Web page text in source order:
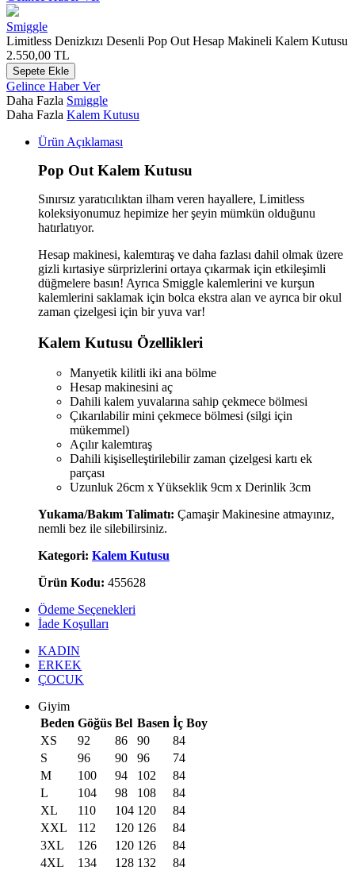
Smiggle
Limitless Denizkızı Desenli Pop Out Hesap Makineli Kalem Kutusu
2.550,00 TL
Sepete Ekle
Gelince Haber Ver
Daha Fazla Smiggle
Daha Fazla Kalem Kutusu
Ürün Açıklaması
Pop Out Kalem Kutusu
Sınırsız yaratıcılıktan ilham veren hayallere, Limitless
koleksiyonumuz hepimize her şeyin mümkün olduğunu
hatırlatıyor.
Hesap makinesi, kalemtıraş ve daha fazlası dahil olmak üzere
gizli kırtasiye sürprizlerini ortaya çıkarmak için etkileşimli
düğmelere basın! Ayrıca Smiggle kalemlerini ve kurşun
kalemlerini saklamak için bolca ekstra alan ve ayrıca bir okul
zaman çizelgesi için bir yuva var!
Kalem Kutusu Özellikleri
Manyetik kilitli iki ana bölme
Hesap makinesini aç
Dahili kalem yuvalarına sahip çekmece bölmesi
Çıkarılabilir mini çekmece bölmesi (silgi için
mükemmel)
Açılır kalemtıraş
Dahili kişiselleştirilebilir zaman çizelgesi kartı ek
parçası
Uzunluk 26cm x Yükseklik 9cm x Derinlik 3cm
Yukama/Bakım Talimatı: Çamaşir Makinesine atmayınız,
nemli bez ile silebilirsiniz.
Kategori: Kalem Kutusu
Ürün Kodu: 455628
Ödeme Seçenekleri
İade Koşulları
KADIN
ERKEK
ÇOCUK
Giyim
Beden Göğüs Bel Basen İç Boy
XS
92 86 90
84
S
96 90 96
74
M
100 94 102
84
L
104 98 108
84
XL
110 104 120
84
XXL
112 120 126
84
3XL
126 120 126
84
4XL
134 128 132
84